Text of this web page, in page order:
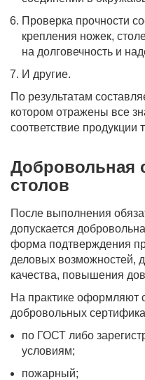
Проверка прочности
крепления ножек,
на долговечность и
И другие.
По результатам
котором отражены все
соответствие продукции
Добровольная
столов
После выполнения
допускается
форма подтверждения
деловых возможностей,
качества, повышения
На практике оформляют
добровольных
по ГОСТ либо
условиям;
пожарный;